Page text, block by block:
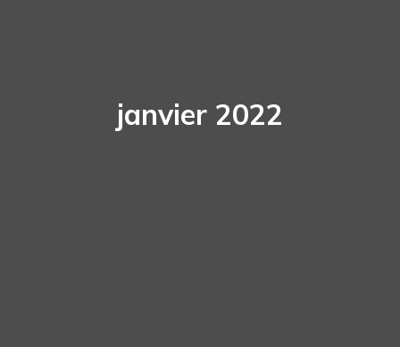
janvier 2022